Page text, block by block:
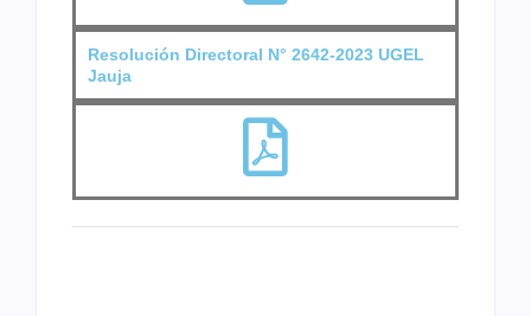
Resolución Directoral N° 2642-2023 UGEL
Jauja